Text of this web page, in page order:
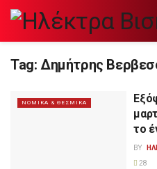
Tag: Δημήτρης
ΝΟΜΙΚΑ & ΘΕΣΜΙΚΑ
το
BY
28